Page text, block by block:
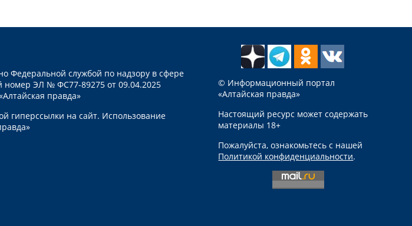
Федеральной службой по надзору в сфере
номер ЭЛ № ФС77-89275 от 09.04.2025
правда»
гиперссылки на сайт. Использование
© Информационный портал
«Алтайская правда»
Настоящий ресурс может содержать
материалы 18+
Пожалуйста, ознакомьтесь с нашей
Политикой конфиденциальности.